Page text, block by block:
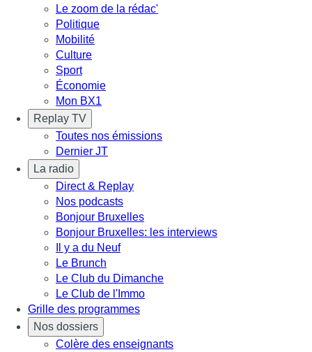
Le zoom de la rédac'
Politique
Mobilité
Culture
Sport
Économie
Mon BX1
Replay TV
Toutes nos émissions
Dernier JT
La radio
Direct & Replay
Nos podcasts
Bonjour Bruxelles
Bonjour Bruxelles: les interviews
Il y a du Neuf
Le Brunch
Le Club du Dimanche
Le Club de l'Immo
Grille des programmes
Nos dossiers
Colère des enseignants